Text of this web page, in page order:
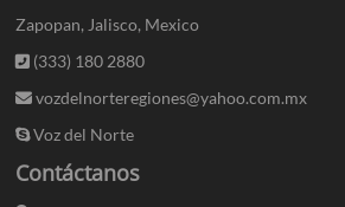
Zapopan, Jalisco, Mexico
(333) 180 2880
vozdelnorteregiones@yahoo.com.mx
Voz del Norte
Contáctanos